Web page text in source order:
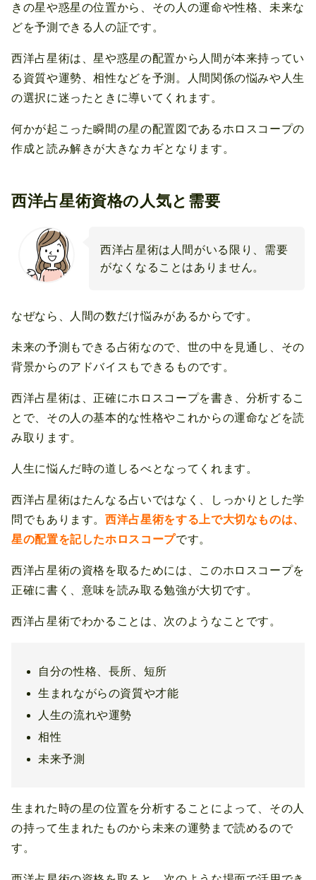
きの星や惑星の位置から、その人の運命や性格、未来な
どを予測できる人の証です。
西洋占星術は、星や惑星の配置から人間が本来持ってい
る資質や運勢、相性などを予測。人間関係の悩みや人生
の選択に迷ったときに導いてくれます。
何かが起こった瞬間の星の配置図であるホロスコープの
作成と読み解きが大きなカギとなります。
西洋占星術資格の人気と需要
西洋占星術は人間がいる限り、需要
がなくなることはありません。
なぜなら、人間の数だけ悩みがあるからです。
未来の予測もできる占術なので、世の中を見通し、その
背景からのアドバイスもできるものです。
西洋占星術は、正確にホロスコープを書き、分析するこ
とで、その人の基本的な性格やこれからの運命などを読
み取ります。
人生に悩んだ時の道しるべとなってくれます。
西洋占星術はたんなる占いではなく、しっかりとした学
問でもあります。西洋占星術をする上で大切なものは、
星の配置を記したホロスコープです。
西洋占星術の資格を取るためには、このホロスコープを
正確に書く、意味を読み取る勉強が大切です。
西洋占星術でわかることは、次のようなことです。
自分の性格、長所、短所
生まれながらの資質や才能
人生の流れや運勢
相性
未来予測
生まれた時の星の位置を分析することによって、その人
の持って生まれたものから未来の運勢まで読めるので
す。